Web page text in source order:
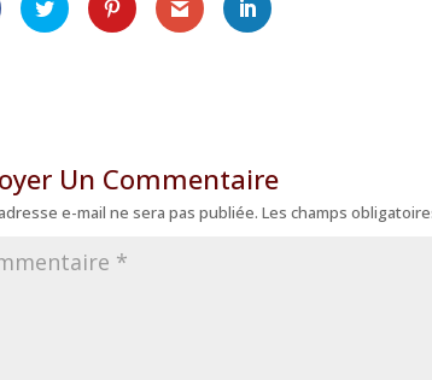
Un Commentaire
e-mail ne sera pas publiée. Les champs